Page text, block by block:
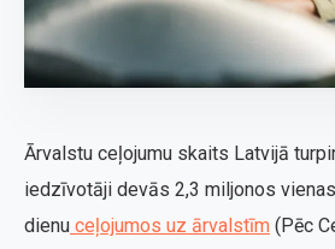
Ārvalstu ceļojumu skaits Latvijā
iedzīvotāji devās 2,3 miljonos
dienu ceļojumos uz ārvalstīm (Pēc